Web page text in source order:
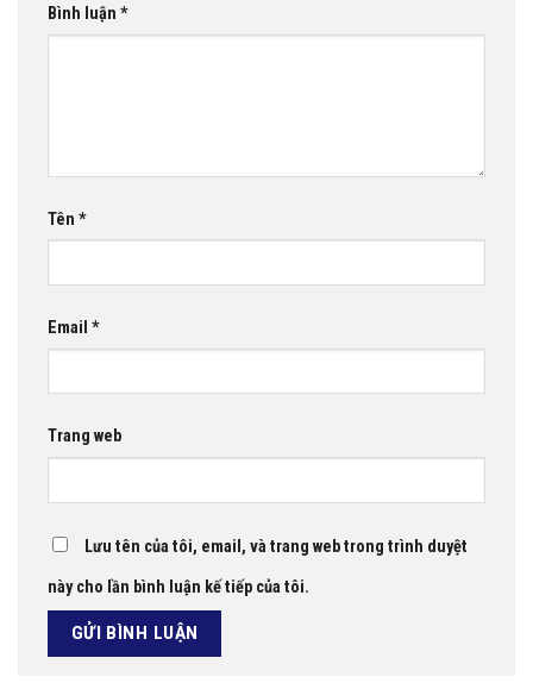
Bình luận *
Tên *
Email *
Trang web
Lưu tên của tôi, email, và trang web trong trình duyệt
này cho lần bình luận kế tiếp của tôi.